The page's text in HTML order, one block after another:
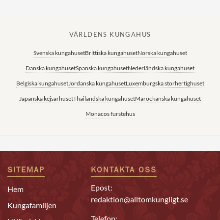
VÄRLDENS KUNGAHUS
Svenska kungahusetBrittiska kungahusetNorska kungahuset
Danska kungahusetSpanska kungahusetNederländska kungahuset
Belgiska kungahusetJordanska kungahusetLuxemburgska storhertighuset
Japanska kejsarhusetThailändska kungahusetMarockanska kungahuset
Monacos furstehus
SITEMAP
Hem
Kungafamiljen
KONTAKTA OSS
Epost:
redaktion@alltomkungligt.se